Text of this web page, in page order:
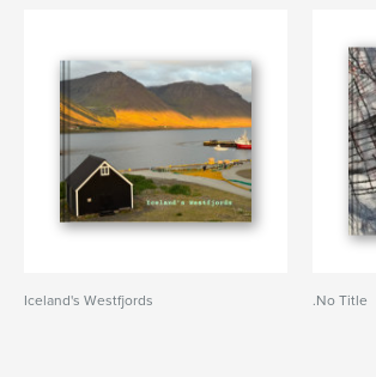
Iceland's Westfjords .No Title